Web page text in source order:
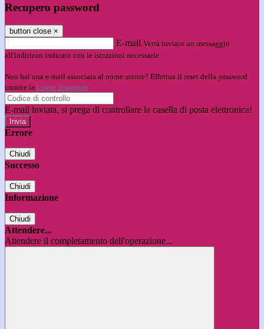
Recupero password
button close ×
E-mail Verrà inviato un messaggio
all'indirizzo indicato con le istruzioni necessarie.
Non hai una e-mail associata al nome utente? Effettua il reset della password
tramite la Login Spaggiari
E-mail inviata, si prega di controllare la casella di posta elettronica!
Errore
Chiudi
Successo
Chiudi
Informazione
Chiudi
Attendere...
Attendere il completamento dell'operazione...